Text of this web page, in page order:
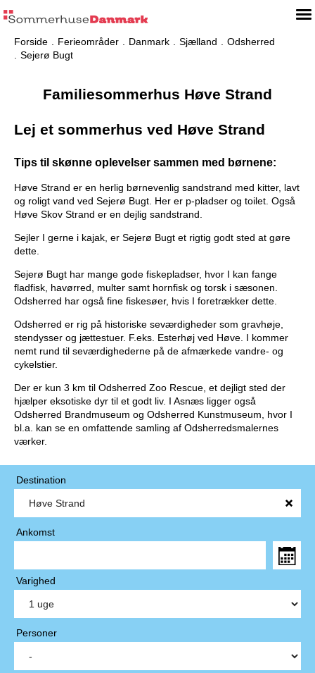
Forside Ferieområder Danmark Sjælland
Odsherred
Sejerø Bugt
Familiesommerhus Høve Strand
Lej et sommerhus ved Høve Strand
Tips til skønne oplevelser sammen med børnene:
Høve Strand er en herlig børnevenlig sandstrand med kitter, lavt
og roligt vand ved Sejerø Bugt. Her er p-pladser og toilet. Også
Høve Skov Strand er en dejlig sandstrand.
Sejler I gerne i kajak, er Sejerø Bugt et rigtig godt sted at gøre
dette.
Sejerø Bugt har mange gode fiskepladser, hvor I kan fange
fladfisk, havørred, multer samt hornfisk og torsk i sæsonen.
Odsherred har også fine fiskesøer, hvis I foretrækker dette.
Odsherred er rig på historiske seværdigheder som gravhøje,
stendysser og jættestuer. F.eks. Esterhøj ved Høve. I kommer
nemt rund til seværdighederne på de afmærkede vandre- og
cykelstier.
Der er kun 3 km til Odsherred Zoo Rescue, et dejligt sted der
hjælper eksotiske dyr til et godt liv. I Asnæs ligger også
Odsherred Brandmuseum og Odsherred Kunstmuseum, hvor I
bl.a. kan se en omfattende samling af Odsherredsmalernes
værker.
Destination
Ankomst
Varighed
Personer